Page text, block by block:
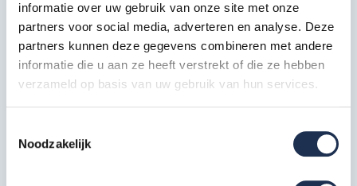
informatie over uw gebruik van onze site met onze
partners voor social media, adverteren en analyse. Deze
partners kunnen deze gegevens combineren met andere
informatie die u aan ze heeft verstrekt of die ze hebben
verzameld op basis van uw gebruik van hun services.
Noodzakelijk
Extra informatie
35 jaar garantie
Gratis verzending in Nederland & België
Voldoet aan de NEN 2482 / EN 131 norm
Antislip doppen voor extra stabiliteit